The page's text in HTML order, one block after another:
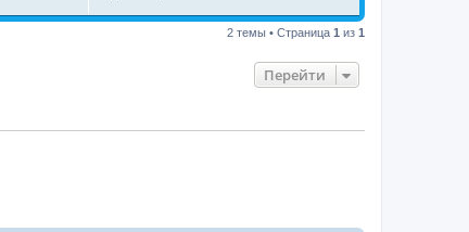
2 темы • Страница 1 из 1
Перейти